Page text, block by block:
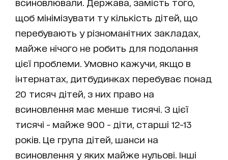
щоб мінімізувати ту кількість дітей, що
перебувають у різноманітних закладах,
майже нічого не робить для подолання
цієї проблеми. Умовно кажучи, якщо в
інтернатах, дитбудинках перебуває понад
20 тисяч дітей, з них право на
всиновлення має менше тисячі. З цієї
тисячі - майже 900 - діти, старші 12-13
років. Це група дітей, шанси на
всиновлення у яких майже нульові. Інші